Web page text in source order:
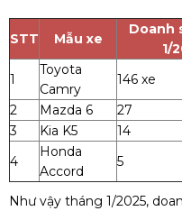
STT Mẫu xe
Doanh
1/
1
Toyota
Camry
146 xe
2
Mazda 6 27
3
Kia K5 14
4
Honda
Accord
5
Như vậy tháng 1/2025,